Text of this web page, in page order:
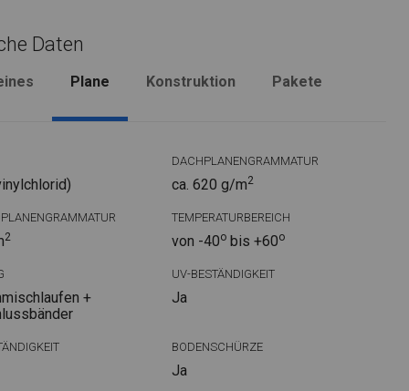
Daten
Plane Konstruktion Pakete
DACHPLANENGRAMMATUR
ca. 620 g/m2
2
TEMPERATURBEREICH
von -40obis +60o
+
UV-BESTÄNDIGKEIT
Ja
BODENSCHÜRZE
Ja